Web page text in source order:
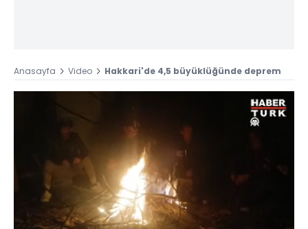
Anasayfa Video Hakkari'de 4,5 büyüklüğünde deprem
Yüklendi
100.00%